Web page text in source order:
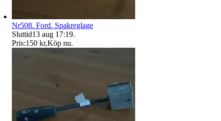
Nr508. Ford. Spakreglage
Sluttid13 aug 17:19.
Pris:150 kr,Köp nu.